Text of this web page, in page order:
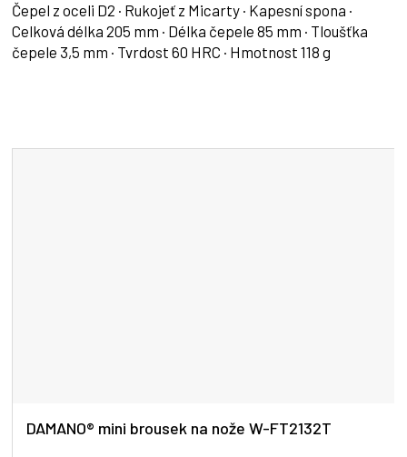
Čepel z oceli D2 · Rukojeť z Micarty · Kapesní spona ·
Celková délka 205 mm · Délka čepele 85 mm · Tloušťka
čepele 3,5 mm · Tvrdost 60 HRC · Hmotnost 118 g
DAMANO® mini brousek na nože W-FT2132T